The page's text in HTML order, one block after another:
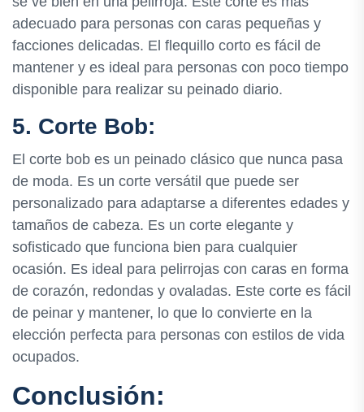
adecuado para personas con caras pequeñas y
facciones delicadas. El flequillo corto es fácil de
mantener y es ideal para personas con poco tiempo
disponible para realizar su peinado diario.
5. Corte Bob:
El corte bob es un peinado clásico que nunca pasa
de moda. Es un corte versátil que puede ser
personalizado para adaptarse a diferentes edades y
tamaños de cabeza. Es un corte elegante y
sofisticado que funciona bien para cualquier
ocasión. Es ideal para pelirrojas con caras en forma
de corazón, redondas y ovaladas. Este corte es fácil
de peinar y mantener, lo que lo convierte en la
elección perfecta para personas con estilos de vida
ocupados.
Conclusión: